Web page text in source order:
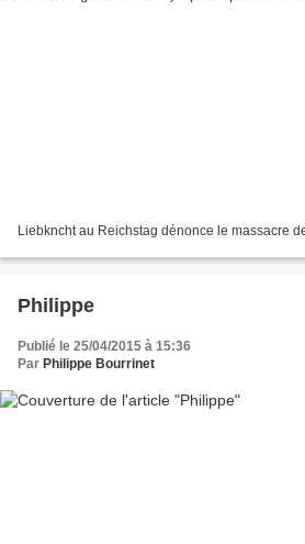
Liebkncht au Reichstag dénonce le massacre
Philippe
Publié le 25/04/2015 à 15:36
Par Philippe Bourrinet